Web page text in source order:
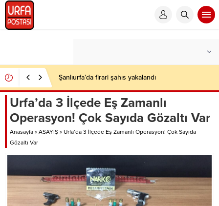
Şanlıurfa’da firari şahıs yakalandı
Urfa’da 3 İlçede Eş Zamanlı
Operasyon! Çok Sayıda Gözaltı Var
Anasayfa » ASAYİŞ » Urfa’da 3 İlçede Eş Zamanlı Operasyon! Çok Sayıda
Gözaltı Var